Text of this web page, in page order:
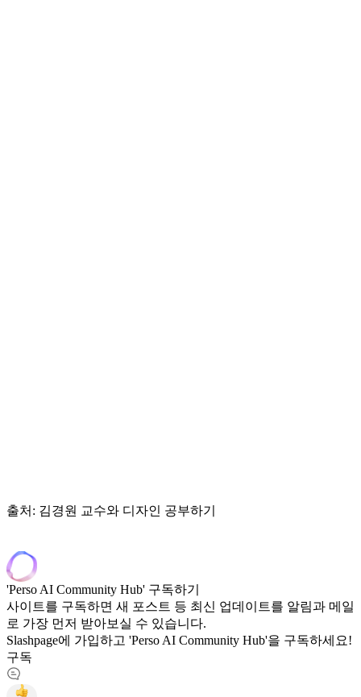
출처: 김경원 교수와 디자인 공부하기
'Perso AI Community Hub' 구독하기
사이트를 구독하면 새 포스트 등 최신 업데이트를 알림과 메일
로 가장 먼저 받아보실 수 있습니다.
Slashpage에 가입하고 'Perso AI Community Hub'을 구독하세요!
구독